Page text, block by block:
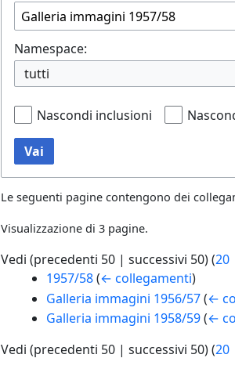
Namespace:
tutti
Nascondi inclusioni
Vai
Le seguenti pagine contengono dei
Visualizzazione di 3 pagine.
Vedi (precedenti 50 | successivi 50) (20
1957/58 (← collegamenti)
Galleria immagini 1956/57 (←
Galleria immagini 1958/59 (←
Vedi (precedenti 50 | successivi 50) (20